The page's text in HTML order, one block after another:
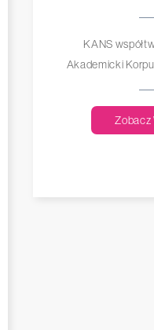
KANS
Akademicki
Zobacz